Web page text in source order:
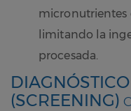
micronutrientes
limitando la
procesada.
(SCREENING)